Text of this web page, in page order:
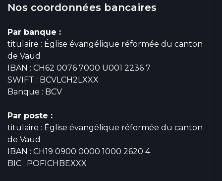
Nos coordonnées bancaires
Par banque :
titulaire : Église évangélique réformée du canton
de Vaud
IBAN : CH62 0076 7000 U001 2236 7
SWIFT : BCVLCH2LXXX
Banque : BCV
Par poste :
titulaire : Église évangélique réformée du canton
de Vaud
IBAN : CH19 0900 0000 1000 2620 4
BIC : POFICHBEXXX